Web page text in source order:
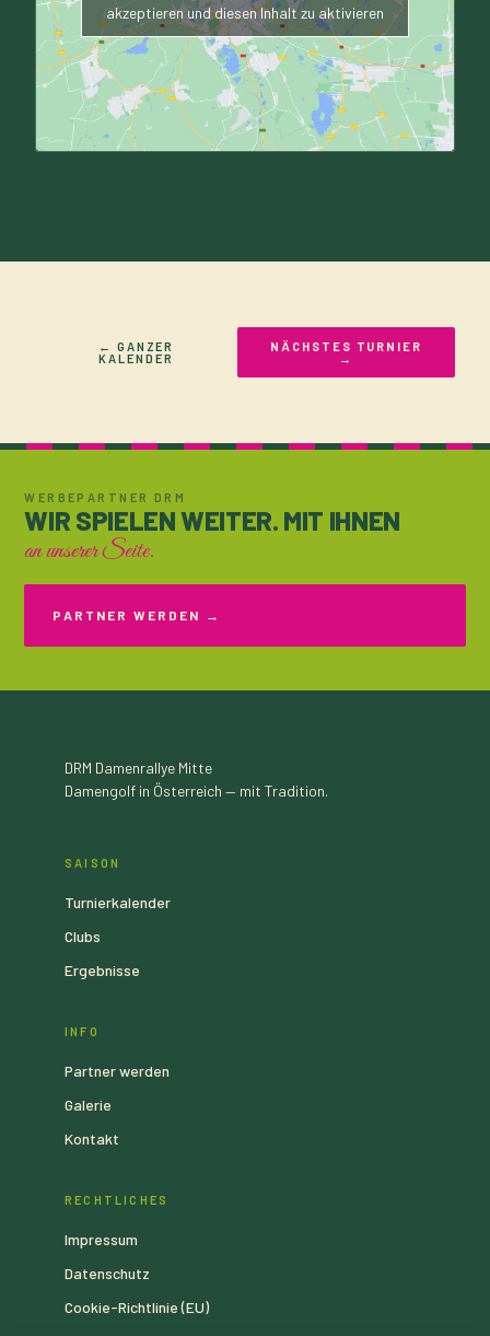
akzeptieren und diesen Inhalt zu aktivieren
← GANZER
KALENDER
NÄCHSTES TURNIER
→
WERBEPARTNER DRM
WIR SPIELEN WEITER. MIT IHNEN
an unserer Seite.
PARTNER WERDEN →
DRM Damenrallye Mitte
Damengolf in Österreich — mit Tradition.
SAISON
Turnierkalender
Clubs
Ergebnisse
INFO
Partner werden
Galerie
Kontakt
RECHTLICHES
Impressum
Datenschutz
Cookie-Richtlinie (EU)